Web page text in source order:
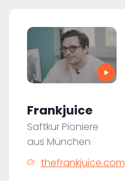
Frankjuice
Saftkur Pioniere
aus München
thefrankjuice.com